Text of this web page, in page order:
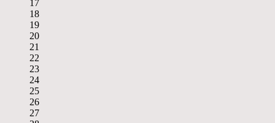
17
18
19
20
21
22
23
24
25
26
27